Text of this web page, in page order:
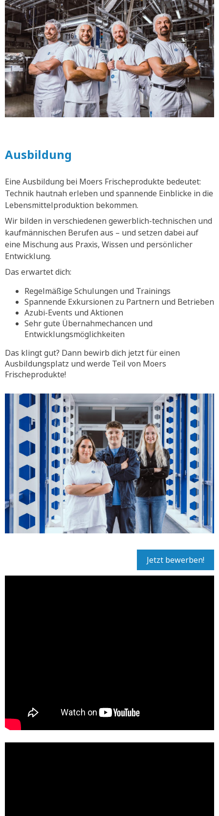
Ausbildung
Eine Ausbildung bei Moers Frischeprodukte bedeutet:
Technik hautnah erleben und spannende Einblicke in die
Lebensmittelproduktion bekommen.
Wir bilden in verschiedenen gewerblich-technischen und
kaufmännischen Berufen aus – und setzen dabei auf
eine Mischung aus Praxis, Wissen und persönlicher
Entwicklung.
Das erwartet dich:
Regelmäßige Schulungen und Trainings
Spannende Exkursionen zu Partnern und Betrieben
Azubi-Events und Aktionen
Sehr gute Übernahmechancen und
Entwicklungsmöglichkeiten
Das klingt gut? Dann bewirb dich jetzt für einen
Ausbildungsplatz und werde Teil von Moers
Frischeprodukte!
Jetzt bewerben!